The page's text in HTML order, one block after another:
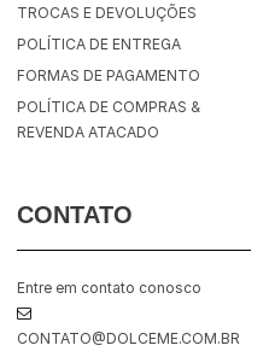
TROCAS E DEVOLUÇÕES
POLÍTICA DE ENTREGA
FORMAS DE PAGAMENTO
POLÍTICA DE COMPRAS &
REVENDA ATACADO
CONTATO
Entre em contato conosco
CONTATO@DOLCEME.COM.BR